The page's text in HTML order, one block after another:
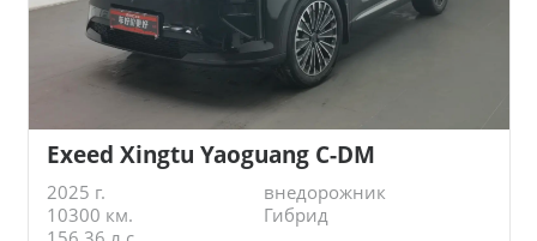
Exeed Xingtu Yaoguang C-DM
2025 г.
внедорожник
10300 км.
Гибрид